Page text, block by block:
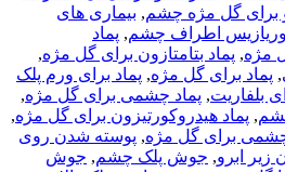
برای گل مژه چشم, بیماری های
اطراف چشم, پماد
مژه, پماد بتامتازون برای‌ گل مژه,
, پماد برای گل مژه, پماد برای ورم پلک
بلفاریت, پماد چشمی برای گل مژه,
, پماد هیدروکورتیزون برای گل مژه,
چشمی برای گل مژه, پوسته شدن روی
ابرو, جوش پلک چشم, جوش